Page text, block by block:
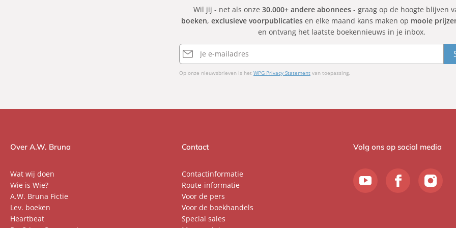
Wil jij - net als onze30.000+ andere abonnees - graag op de hoogte blijven
boeken,exclusieve voorpublicaties en elke maand kans maken op mooie
en ontvang het laatste boekennieuws in je inbox.
E-
mailadres
Op onze nieuwsbrieven is het WPG Privacy Statementvan toepassing.
Over A.W. Bruna
Wat wij doen
Wie is Wie?
A.W. Bruna Fictie
Lev. boeken
Heartbeat
Contact
Contactinformatie
Route-informatie
Voor de pers
Voor de boekhandels
Special sales
Volg ons op social media